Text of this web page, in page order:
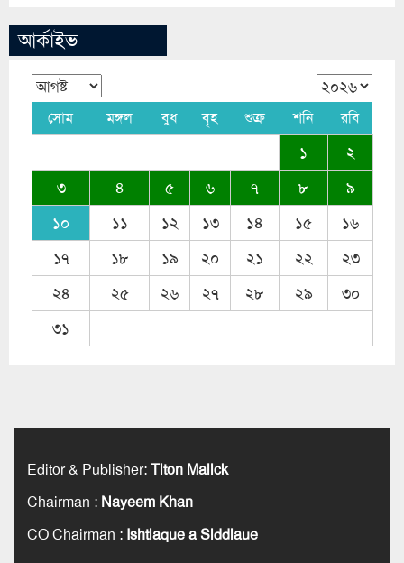
আর্কাইভ
সোম মঙ্গল বুধ বৃহ শুক্র শনি রবি
১
২
৩
৪ ৫ ৬ ৭ ৮
৯
১০
১১ ১২ ১৩ ১৪ ১৫
১৬
১৭
১৮ ১৯ ২০ ২১ ২২
২৩
২৪
২৫ ২৬ ২৭ ২৮ ২৯
৩০
৩১
Editor & Publisher:Titon Malick
Chairman : Nayeem Khan
CO Chairman : Ishtiaque a Siddiaue